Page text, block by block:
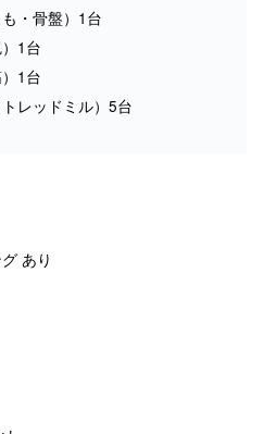
・骨盤）1台
1台
1台
レッドミル）5台
あり